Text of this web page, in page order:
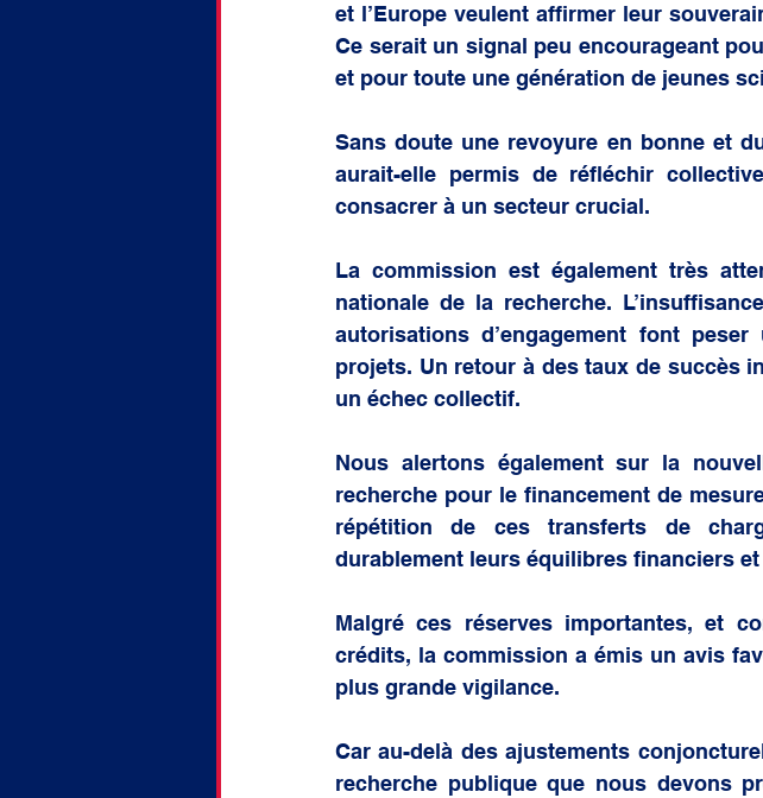
et l’Europe veulent affirmer leur
Ce serait un signal peu encourageant
et pour toute une génération de jeunes
Sans doute une revoyure en bonne et
aurait-elle permis de réfléchir
consacrer à un secteur crucial.
La commission est également très
nationale de la recherche.
autorisations d’engagement font
projets. Un retour à des taux de succès
un échec collectif.
Nous alertons également sur la
recherche pour le financement de
répétition de ces transferts de
durablement leurs équilibres financiers et
Malgré ces réserves importantes, et
crédits, la commission a émis un avis
plus grande vigilance.
Car au-delà des ajustements
recherche publique que nous devons